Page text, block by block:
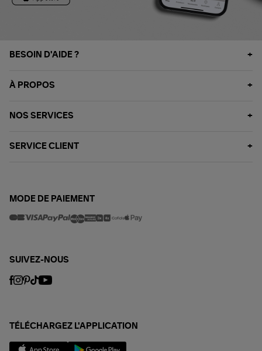
BESOIN D'AIDE ?
À PROPOS
NOS SERVICES
SERVICE CLIENT
MODE DE PAIEMENT
SUIVEZ-NOUS
TÉLÉCHARGEZ L'APPLICATION